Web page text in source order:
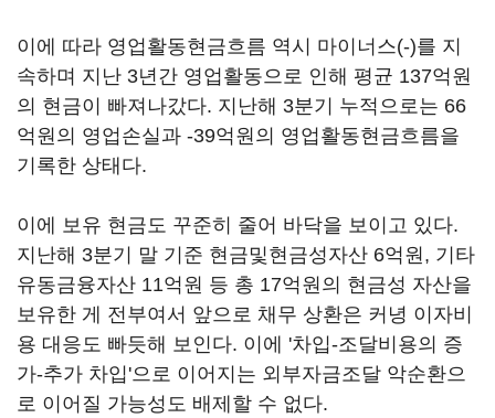
이에 따라 영업활동현금흐름 역시 마이너스(-)를 지
속하며 지난 3년간 영업활동으로 인해 평균 137억원
의 현금이 빠져나갔다. 지난해 3분기 누적으로는 66
억원의 영업손실과 -39억원의 영업활동현금흐름을
기록한 상태다.
이에 보유 현금도 꾸준히 줄어 바닥을 보이고 있다.
지난해 3분기 말 기준 현금및현금성자산 6억원, 기타
유동금융자산 11억원 등 총 17억원의 현금성 자산을
보유한 게 전부여서 앞으로 채무 상환은 커녕 이자비
용 대응도 빠듯해 보인다. 이에 '차입-조달비용의 증
가-추가 차입'으로 이어지는 외부자금조달 악순환으
로 이어질 가능성도 배제할 수 없다.